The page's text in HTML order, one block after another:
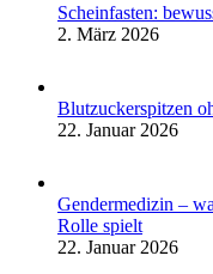
Scheinfasten:
2. März 2026
Blutzuckerspitzen
22. Januar 2026
Gendermedizin –
Rolle spielt
22. Januar 2026